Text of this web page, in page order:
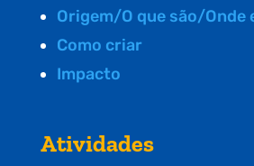
Origem/O que são/Onde
Como criar
Impacto
Atividades